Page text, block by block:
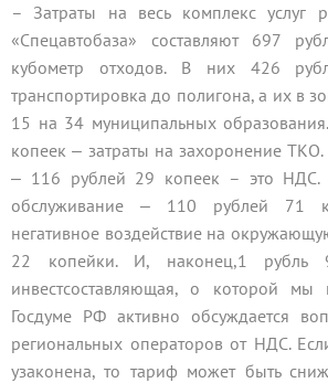
– Затраты на весь комплекс услуг
«Спецавтобаза» составляют 697
кубометр отходов. В них 426
транспортировка до полигона, а их в
15 на 34 муниципальных
копеек ‒ затраты на захоронение ТКО.
‒ 116 рублей 29 копеек – это НДС.
обслуживание ‒ 110 рублей 71
негативное воздействие на
22 копейки. И, наконец,1 рубль
инвестсоставляющая, о которой мы
Госдуме РФ активно обсуждается
региональных операторов от НДС.
узаконена, то тариф может быть